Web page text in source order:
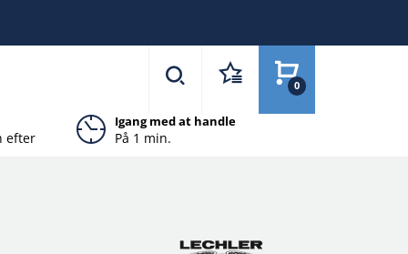
0
efter
Igang med at handle
På 1 min.